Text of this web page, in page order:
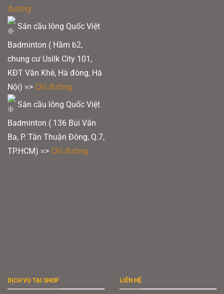
đường
Sân cầu lông Quốc Việt
Badminton ( Hầm b2,
chung cư Usilk City 101,
KĐT Văn Khê, Hà đông, Hà
Nội) => Chỉ đường
Sân cầu lông Quốc Việt
Badminton ( 136 Bùi Văn
Ba, P. Tân Thuận Đông, Q.7,
TP.HCM) => Chỉ đường
DỊCH VỤ TẠI SHOP LIÊN HỆ